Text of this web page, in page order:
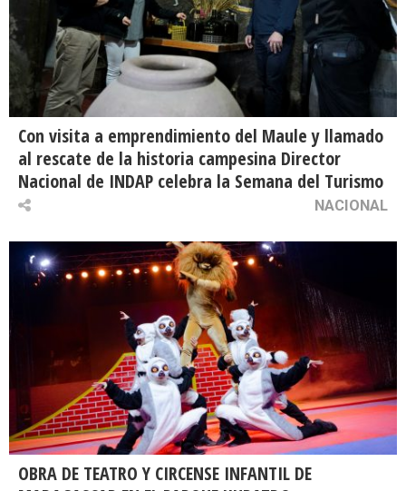
Con visita a emprendimiento del Maule y llamado
al rescate de la historia campesina Director
Nacional de INDAP celebra la Semana del Turismo
NACIONAL
OBRA DE TEATRO Y CIRCENSE INFANTIL DE